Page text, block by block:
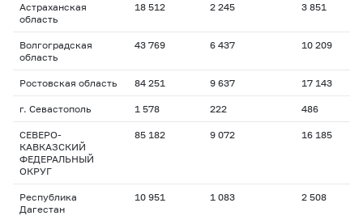
Астраханская
область
18 512 2 245 3 851
Волгоградская
область
43 769 6 437 10 209
Ростовская область 84 251 9 637 17 143
г. Севастополь 1 578 222 486
СЕВЕРО-
КАВКАЗСКИЙ
ФЕДЕРАЛЬНЫЙ
ОКРУГ
85 182 9 072 16 185
Республика
Дагестан
10 951 1 083 2 508